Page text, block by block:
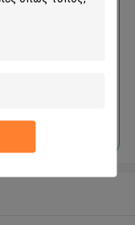
σημείωσης
σαφούς